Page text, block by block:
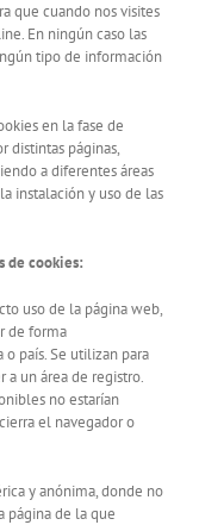
que cuando nos visites
En ningún caso las
tipo de información
en la fase de
distintas páginas,
a diferentes áreas
instalación y uso de las
de cookies:
uso de la página web,
de forma
país. Se utilizan para
a un área de registro.
no estarían
el navegador o
y anónima, donde no
página de la que